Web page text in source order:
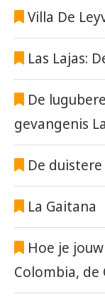
Villa De
Las Lajas:
De
gevangenis
De
La Gaitana
Hoe je
Colombia, de